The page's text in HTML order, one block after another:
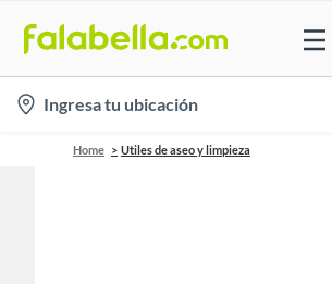
location-
icon
Ingresa tu ubicación
Home Utiles de aseo y limpieza